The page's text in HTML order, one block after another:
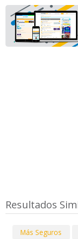
Resultados
Más Seguros